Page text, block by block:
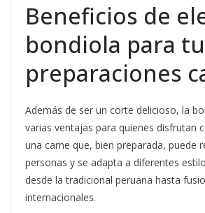
Beneficios de
bondiola para
preparaciones
Además de ser un corte delicioso, la
varias ventajas para quienes disfrutan
una carne que, bien preparada, puede
personas y se adapta a diferentes
desde la tradicional peruana hasta
internacionales.